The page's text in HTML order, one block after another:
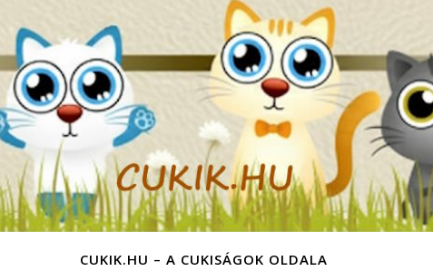
CUKIK.HU – A CUKISÁGOK OLDALA